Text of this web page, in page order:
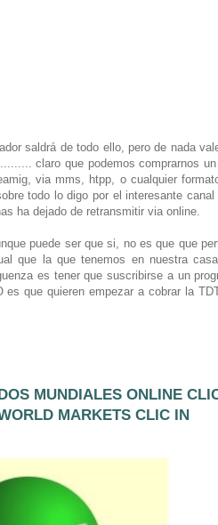
saldrá de todo ello, pero de nada
claro que podemos comprarnos
via mms, htpp, o cualquier
todo lo digo por el interesante
ha dejado de retransmitir via online.
puede ser que si, no es que que
que la que tenemos en nuestra
es tener que suscribirse a un
que quieren empezar a cobrar la
MUNDIALES ONLINE
MARKETS CLIC IN